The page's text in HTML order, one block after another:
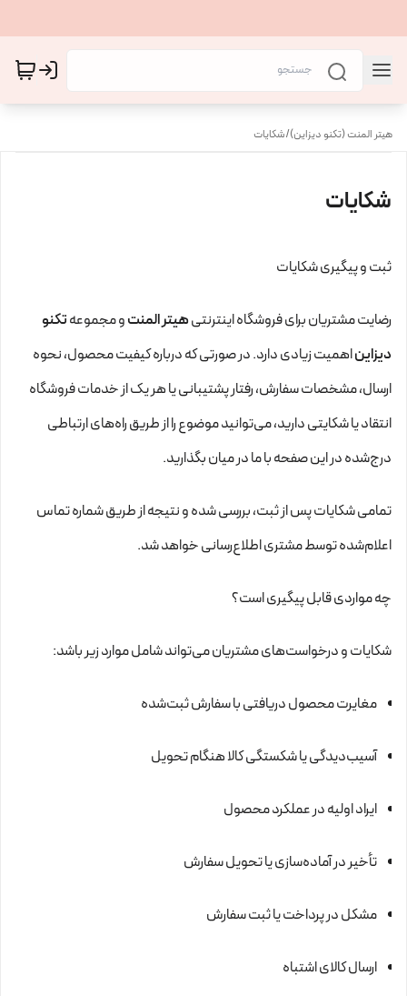
هیتر المنت (تکنو دیزاین)/شکایات
شکایات
ثبت و پیگیری شکایات
رضایت مشتریان برای فروشگاه اینترنتیهیتر المنتو مجموعهتکنو
دیزایناهمیت زیادی دارد. در صورتی که درباره کیفیت محصول، نحوه
ارسال، مشخصات سفارش، رفتار پشتیبانی یا هر یک از خدمات فروشگاه
انتقاد یا شکایتی دارید، می‌توانید موضوع را از طریق راه‌های ارتباطی
درج‌شده در این صفحه با ما در میان بگذارید.
تمامی شکایات پس از ثبت، بررسی شده و نتیجه از طریق شماره تماس
اعلام‌شده توسط مشتری اطلاع‌رسانی خواهد شد.
چه مواردی قابل پیگیری است؟
شکایات و درخواست‌های مشتریان می‌تواند شامل موارد زیر باشد:
مغایرت محصول دریافتی با سفارش ثبت‌شده
آسیب‌دیدگی یا شکستگی کالا هنگام تحویل
ایراد اولیه در عملکرد محصول
تأخیر در آماده‌سازی یا تحویل سفارش
مشکل در پرداخت یا ثبت سفارش
ارسال کالای اشتباه